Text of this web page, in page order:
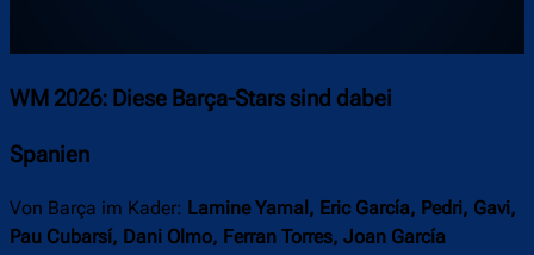
WM 2026: Diese Barça-Stars sind dabei
Spanien
Von Barça im Kader: Lamine Yamal, Eric García, Pedri, Gavi,
Pau Cubarsí, Dani Olmo, Ferran Torres, Joan García